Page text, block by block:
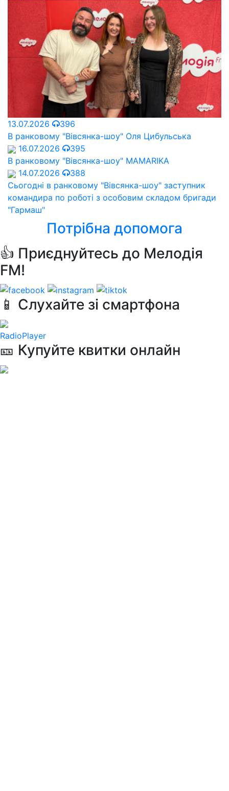
13.07.2026
396
В ранковому "Вівсянка-шоу" Оля Цибульська
16.07.2026
395
В ранковому "Вівсянка-шоу" MAMARIKA
14.07.2026
388
Сьогодні в ранковому "Вівсянка-шоу" заступник
командира по роботі з особовим складом бригади
"Гармаш"
Потрібна допомога
👍 Приєднуйтесь до Мелодія
FM!
📱 Слухайте зі смартфона
RadioPlayer
🎫 Купуйте квитки онлайн